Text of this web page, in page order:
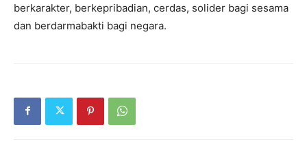
berkarakter, berkepribadian, cerdas, solider bagi sesama
dan berdarmabakti bagi negara.